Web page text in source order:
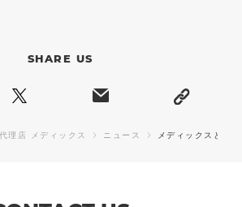
SHARE US
理店 メディックス ニュース メディックスと